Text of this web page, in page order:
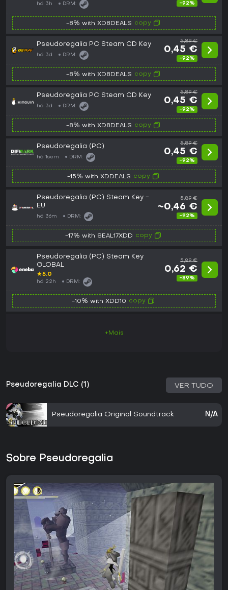
há 3h DRM: -92%
-8% with XD8DEALS copy
Pseudoregalia PC Steam CD Key
há 3d DRM:
5,89 €
0,45 €
-92%
-8% with XD8DEALS copy
Pseudoregalia PC Steam CD Key
há 3d DRM:
5,89 €
0,45 €
-92%
-8% with XD8DEALS copy
Pseudoregalia (PC)
há 1sem DRM:
5,89 €
0,45 €
-92%
-15% with XDDEALS copy
Pseudoregalia (PC) Steam Key -
EU
há 36m DRM:
5,89 €
~0,46 €
-92%
-17% with SEAL17XDD copy
Pseudoregalia (PC) Steam Key
GLOBAL
★5.0
há 22h DRM:
5,89 €
0,62 €
-89%
-10% with XDD10 copy
+Mais
Pseudoregalia DLC (1) VER TUDO
Pseudoregalia Original Soundtrack N/A
Sobre Pseudoregalia